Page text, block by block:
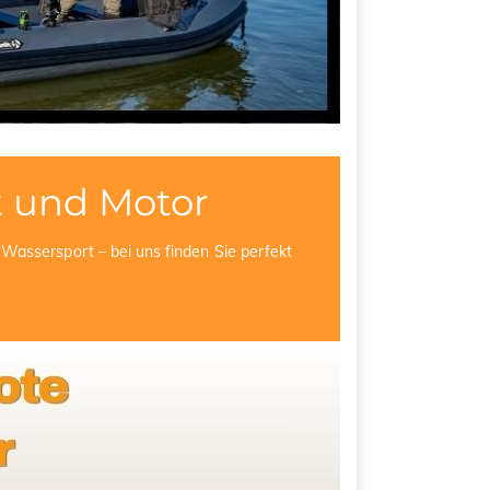
und Motor
– bei uns finden Sie perfekt